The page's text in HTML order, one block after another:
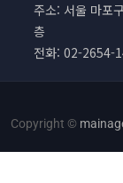
주소: 서울 마포
층
전화: 02-2654-
Copyright ©